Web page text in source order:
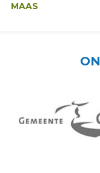
MAAS